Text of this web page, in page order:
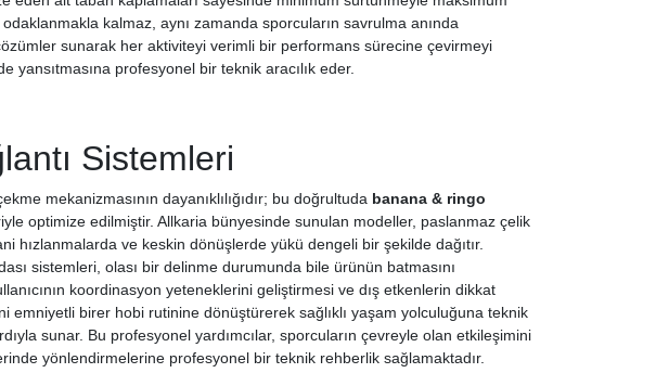
kalmaz, aynı zamanda sporcuların savrulma anında
sunarak her aktiviteyi verimli bir performans sürecine çevirmeyi
yansıtmasına profesyonel bir teknik aracılık eder.
Sistemleri
mekanizmasının dayanıklılığıdır; bu doğrultuda banana & ringo
optimize edilmiştir. Allkaria bünyesinde sunulan modeller, paslanmaz çelik
hızlanmalarda ve keskin dönüşlerde yükü dengeli bir şekilde dağıtır.
sistemleri, olası bir delinme durumunda bile ürünün batmasını
koordinasyon yeteneklerini geliştirmesi ve dış etkenlerin dikkat
emniyetli birer hobi rutinine dönüştürerek sağlıklı yaşam yolculuğuna teknik
sunar. Bu profesyonel yardımcılar, sporcuların çevreyle olan etkileşimini
yönlendirmelerine profesyonel bir teknik rehberlik sağlamaktadır.